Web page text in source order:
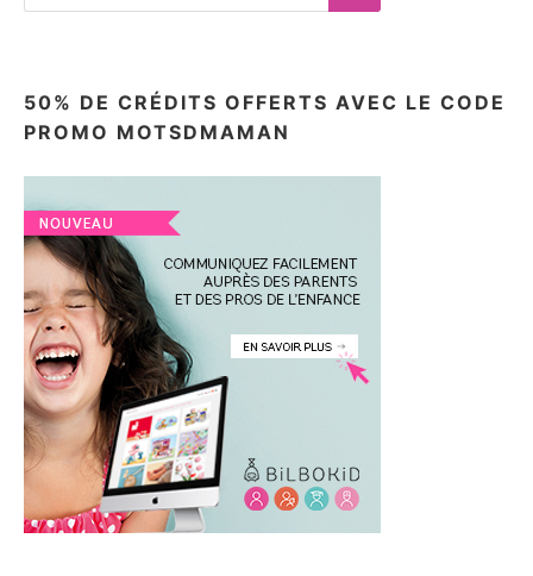
Search
50% DE CRÉDITS OFFERTS AVEC LE CODE
PROMO MOTSDMAMAN